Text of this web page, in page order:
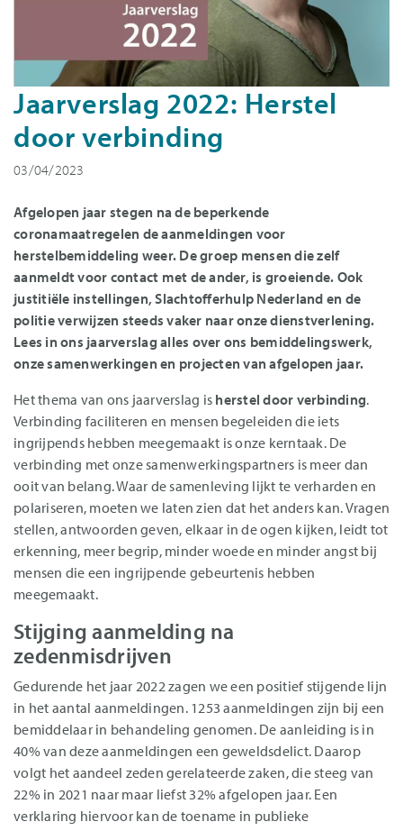
Jaarverslag 2022: Herstel
door verbinding
03/04/2023
Afgelopen jaar stegen na de beperkende
coronamaatregelen de aanmeldingen voor
herstelbemiddeling weer. De groep mensen die zelf
aanmeldt voor contact met de ander, is groeiende. Ook
justitiële instellingen, Slachtofferhulp Nederland en de
politie verwijzen steeds vaker naar onze dienstverlening.
Lees in ons jaarverslag alles over ons bemiddelingswerk,
onze samenwerkingen en projecten van afgelopen jaar.
Het thema van ons jaarverslag is herstel door verbinding.
Verbinding faciliteren en mensen begeleiden die iets
ingrijpends hebben meegemaakt is onze kerntaak. De
verbinding met onze samenwerkingspartners is meer dan
ooit van belang. Waar de samenleving lijkt te verharden en
polariseren, moeten we laten zien dat het anders kan. Vragen
stellen, antwoorden geven, elkaar in de ogen kijken, leidt tot
erkenning, meer begrip, minder woede en minder angst bij
mensen die een ingrijpende gebeurtenis hebben
meegemaakt.
Stijging aanmelding na
zedenmisdrijven
Gedurende het jaar 2022 zagen we een positief stijgende lijn
in het aantal aanmeldingen. 1253 aanmeldingen zijn bij een
bemiddelaar in behandeling genomen. De aanleiding is in
40% van deze aanmeldingen een geweldsdelict. Daarop
volgt het aandeel zeden gerelateerde zaken, die steeg van
22% in 2021 naar maar liefst 32% afgelopen jaar. Een
verklaring hiervoor kan de toename in publieke